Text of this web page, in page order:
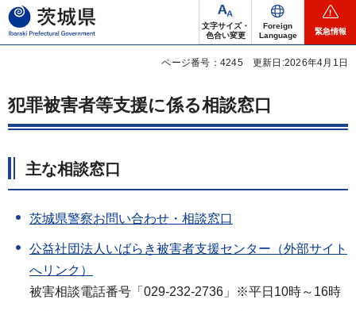
茨城県
文字サイズ・
色合い変更
Foreign
Language
緊急情報
ページ番号：4245 更新日:2026年4月1日
犯罪被害者等支援に係る相談窓口
主な相談窓口
茨城県警察お問い合わせ・相談窓口
公益社団法人いばらき被害者支援センター（外部サイト
へリンク）
被害相談電話番号「029-232-2736」※平日10時～16時